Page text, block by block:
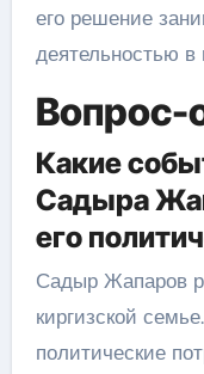
его решение
деятельностью в
Вопрос-
Какие
Садыра
его
Садыр Жапаров
киргизской
политические